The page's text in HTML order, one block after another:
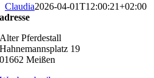
Claudia2026-04-01T12:00:21+02:00
adresse
Alter Pferdestall
Hahnemannsplatz 19
01662 Meißen